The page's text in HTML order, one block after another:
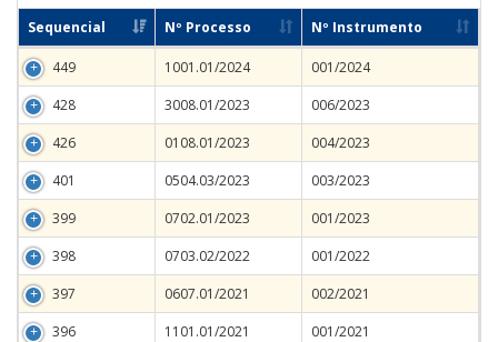
Sequencial Nº Processo Nº Instrumento
449 1001.01/2024
001/2024
428
3008.01/2023
006/2023
426
0108.01/2023
004/2023
401
0504.03/2023
003/2023
399
0702.01/2023
001/2023
398
0703.02/2022
001/2022
397
0607.01/2021
002/2021
396
1101.01/2021 001/2021